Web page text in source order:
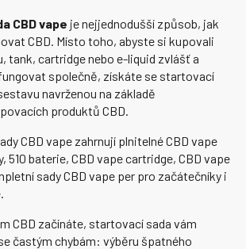
CBD vape je nejjednodušší způsob, jak
CBD. Místo toho, abyste si kupovali
tank, cartridge nebo e-liquid zvlášť a
společně, získáte se startovací
navrženou na základě
produktů CBD.
CBD vape zahrnují plnitelné CBD vape
510 baterie, CBD vape cartridge, CBD vape
sady CBD vape per pro začátečníky i
CBD začínáte, startovací sada vám
častým chybám: výběru špatného